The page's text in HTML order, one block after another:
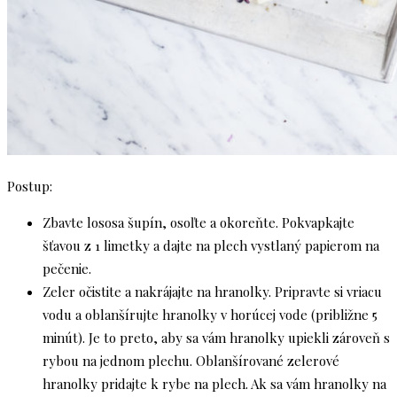
Postup:
Zbavte lososa šupín, osoľte a okoreňte. Pokvapkajte
šťavou z 1 limetky a dajte na plech vystlaný papierom na
pečenie.
Zeler očistite a nakrájajte na hranolky. Pripravte si vriacu
vodu a oblanšírujte hranolky v horúcej vode (približne 5
minút). Je to preto, aby sa vám hranolky upiekli zároveň s
rybou na jednom plechu. Oblanšírované zelerové
hranolky pridajte k rybe na plech. Ak sa vám hranolky na